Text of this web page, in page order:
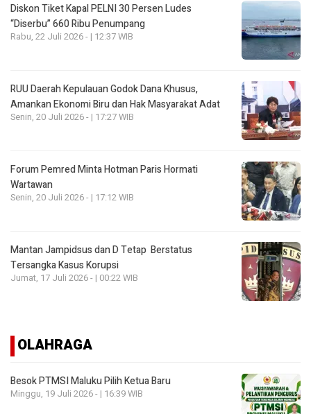
Diskon Tiket Kapal PELNI 30 Persen Ludes
“Diserbu” 660 Ribu Penumpang
Rabu, 22 Juli 2026 - | 12:37 WIB
RUU Daerah Kepulauan Godok Dana Khusus,
Amankan Ekonomi Biru dan Hak Masyarakat Adat
Senin, 20 Juli 2026 - | 17:27 WIB
Forum Pemred Minta Hotman Paris Hormati
Wartawan
Senin, 20 Juli 2026 - | 17:12 WIB
Mantan Jampidsus dan D Tetap Berstatus
Tersangka Kasus Korupsi
Jumat, 17 Juli 2026 - | 00:22 WIB
OLAHRAGA
Besok PTMSI Maluku Pilih Ketua Baru
Minggu, 19 Juli 2026 - | 16:39 WIB